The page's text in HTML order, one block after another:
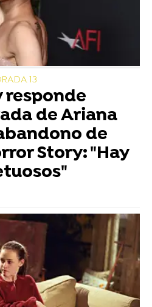
13
responde
de Ariana
de
Story: "Hay